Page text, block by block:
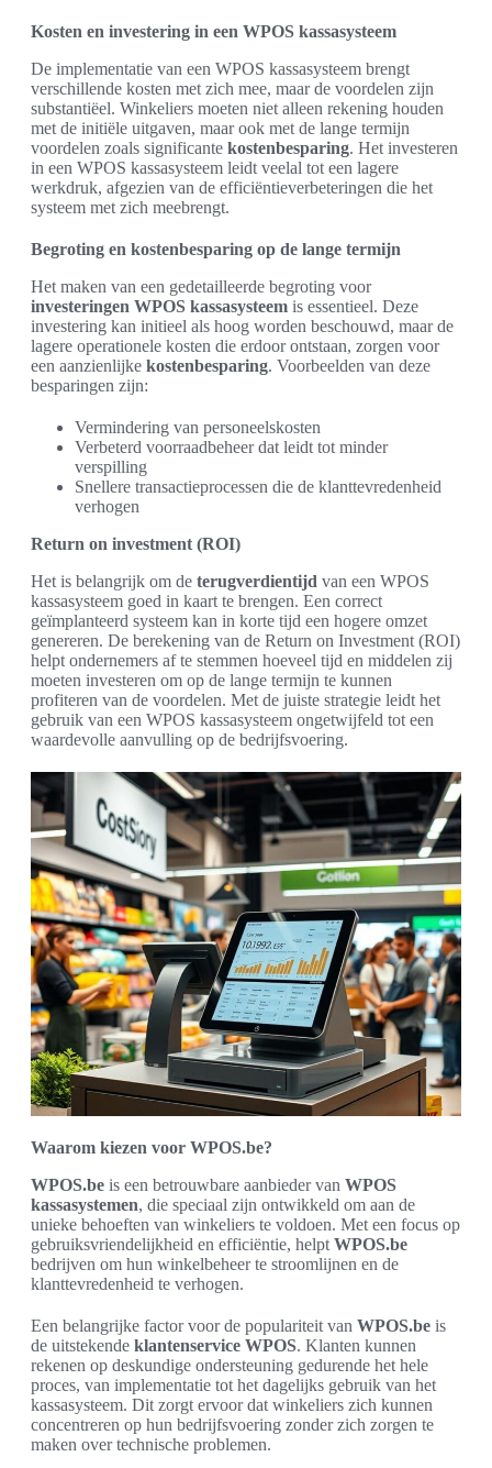
Kosten en investering in een WPOS kassasysteem
De implementatie van een WPOS kassasysteem brengt
verschillende kosten met zich mee, maar de voordelen zijn
substantiëel. Winkeliers moeten niet alleen rekening houden
met de initiële uitgaven, maar ook met de lange termijn
voordelen zoals significante kostenbesparing. Het investeren
in een WPOS kassasysteem leidt veelal tot een lagere
werkdruk, afgezien van de efficiëntieverbeteringen die het
systeem met zich meebrengt.
Begroting en kostenbesparing op de lange termijn
Het maken van een gedetailleerde begroting voor
investeringen WPOS kassasysteem is essentieel. Deze
investering kan initieel als hoog worden beschouwd, maar de
lagere operationele kosten die erdoor ontstaan, zorgen voor
een aanzienlijke kostenbesparing. Voorbeelden van deze
besparingen zijn:
Vermindering van personeelskosten
Verbeterd voorraadbeheer dat leidt tot minder
verspilling
Snellere transactieprocessen die de klanttevredenheid
verhogen
Return on investment (ROI)
Het is belangrijk om de terugverdientijd van een WPOS
kassasysteem goed in kaart te brengen. Een correct
geïmplanteerd systeem kan in korte tijd een hogere omzet
genereren. De berekening van de Return on Investment (ROI)
helpt ondernemers af te stemmen hoeveel tijd en middelen zij
moeten investeren om op de lange termijn te kunnen
profiteren van de voordelen. Met de juiste strategie leidt het
gebruik van een WPOS kassasysteem ongetwijfeld tot een
waardevolle aanvulling op de bedrijfsvoering.
Waarom kiezen voor WPOS.be?
WPOS.be is een betrouwbare aanbieder van WPOS
kassasystemen, die speciaal zijn ontwikkeld om aan de
unieke behoeften van winkeliers te voldoen. Met een focus op
gebruiksvriendelijkheid en efficiëntie, helpt WPOS.be
bedrijven om hun winkelbeheer te stroomlijnen en de
klanttevredenheid te verhogen.
Een belangrijke factor voor de populariteit van WPOS.be is
de uitstekende klantenservice WPOS. Klanten kunnen
rekenen op deskundige ondersteuning gedurende het hele
proces, van implementatie tot het dagelijks gebruik van het
kassasysteem. Dit zorgt ervoor dat winkeliers zich kunnen
concentreren op hun bedrijfsvoering zonder zich zorgen te
maken over technische problemen.